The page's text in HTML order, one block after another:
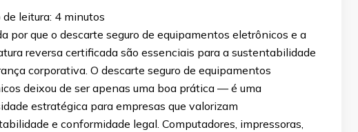
leitura: 4 minutos
por que o descarte seguro de equipamentos eletrônicos e a
reversa certificada são essenciais para a sustentabilidade
corporativa. O descarte seguro de equipamentos
deixou de ser apenas uma boa prática — é uma
estratégica para empresas que valorizam
e conformidade legal. Computadores, impressoras,